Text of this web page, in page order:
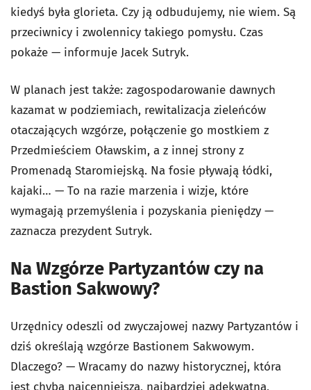
kiedyś była glorieta. Czy ją odbudujemy, nie wiem. Są
przeciwnicy i zwolennicy takiego pomysłu. Czas
pokaże — informuje Jacek Sutryk.
W planach jest także: zagospodarowanie dawnych
kazamat w podziemiach, rewitalizacja zieleńców
otaczających wzgórze, połączenie go mostkiem z
Przedmieściem Oławskim, a z innej strony z
Promenadą Staromiejską. Na fosie pływają łódki,
kajaki… — To na razie marzenia i wizje, które
wymagają przemyślenia i pozyskania pieniędzy —
zaznacza prezydent Sutryk.
Na Wzgórze Partyzantów czy na
Bastion Sakwowy?
Urzędnicy odeszli od zwyczajowej nazwy Partyzantów i
dziś określają wzgórze Bastionem Sakwowym.
Dlaczego? — Wracamy do nazwy historycznej, która
jest chyba najcenniejszą, najbardziej adekwatną,